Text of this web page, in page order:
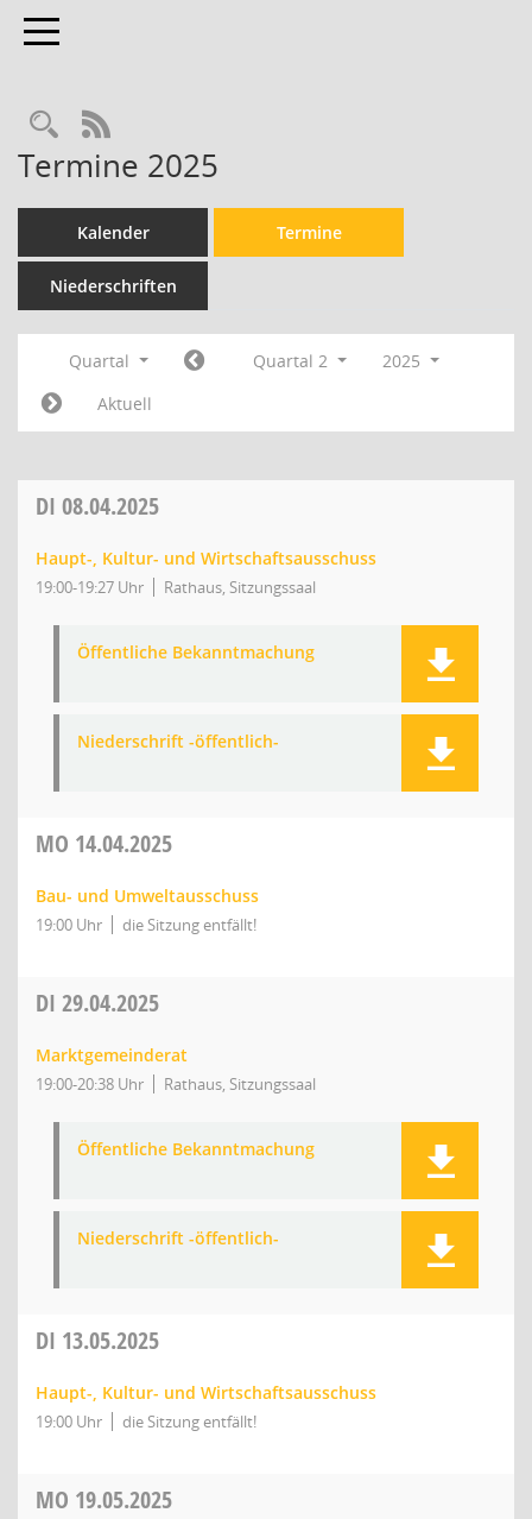
Toggle navigation
Rechercheauswahl
RSS-Feed
Termine 2025
Kalender Termine
Niederschriften
Quartal Quartal 2
2025
Aktuell
DI 08.04.2025
Haupt-, Kultur- und Wirtschaftsausschuss
19:00-19:27 Uhr Rathaus, Sitzungssaal
Öffentliche Bekanntmachung
Niederschrift -öffentlich-
MO 14.04.2025
Bau- und Umweltausschuss
19:00 Uhr die Sitzung entfällt!
DI 29.04.2025
Marktgemeinderat
19:00-20:38 Uhr Rathaus, Sitzungssaal
Öffentliche Bekanntmachung
Niederschrift -öffentlich-
DI 13.05.2025
Haupt-, Kultur- und Wirtschaftsausschuss
19:00 Uhr die Sitzung entfällt!
MO 19.05.2025